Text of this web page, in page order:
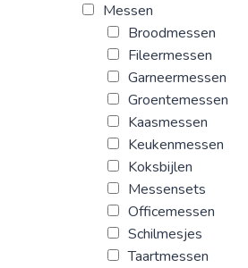
Messen
Broodmessen
Fileermessen
Garneermessen
Groentemessen
Kaasmessen
Keukenmessen
Koksbijlen
Messensets
Officemessen
Schilmesjes
Taartmessen